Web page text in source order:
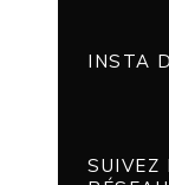
INSTA
SUIVEZ